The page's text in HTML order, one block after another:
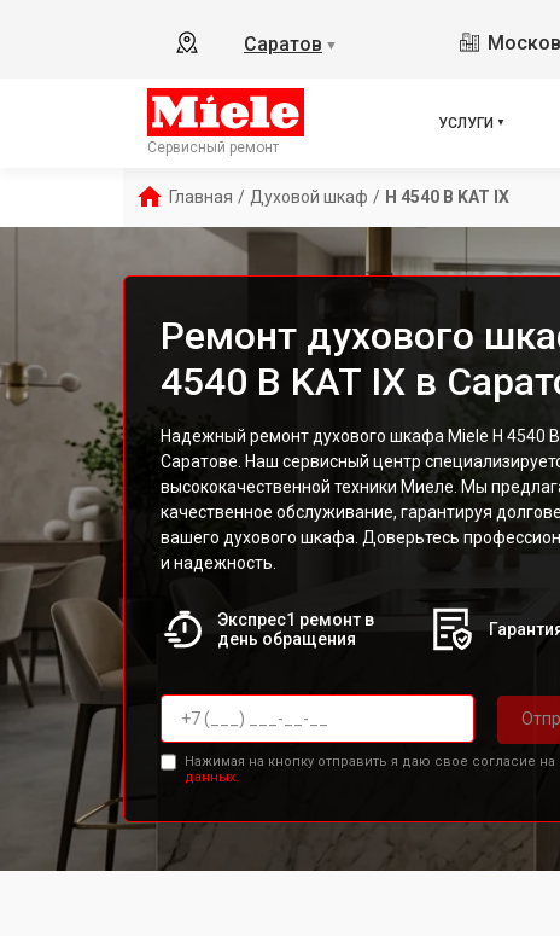
Саратов ▼
Сервисный ремонт
УСЛУГИ
Главная / Духовой шкаф / H 4540 B KAT IX
Ремонт духового
4540 B KAT IX в
Надежный ремонт духового шкафа Miele H 4540 B
Саратове. Наш сервисный центр
высококачественной техники Миеле. Мы
качественное обслуживание, гарантируя
вашего духового шкафа. Доверьтесь
и надежность.
Экспрес1 ремонт в
день обращения
Нажимая на кнопку отправить я даю свое согласие на
данных.